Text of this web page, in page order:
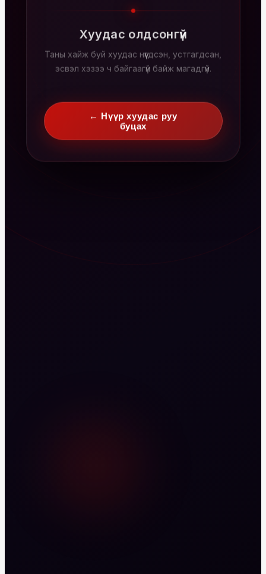
Хуудас олдсонгүй
Таны хайж буй хуудас нүүгдсэн, устгагдсан,
эсвэл хэзээ ч байгаагүй байж магадгүй.
← Нүүр хуудас руу
буцах